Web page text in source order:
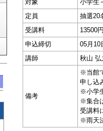
対象
小学生
定員
抽選20
受講料
13500
申込締切
05月10
講師
秋山 弘
備考
※当館
申し込
※小学
※集合
受講料
※雨天